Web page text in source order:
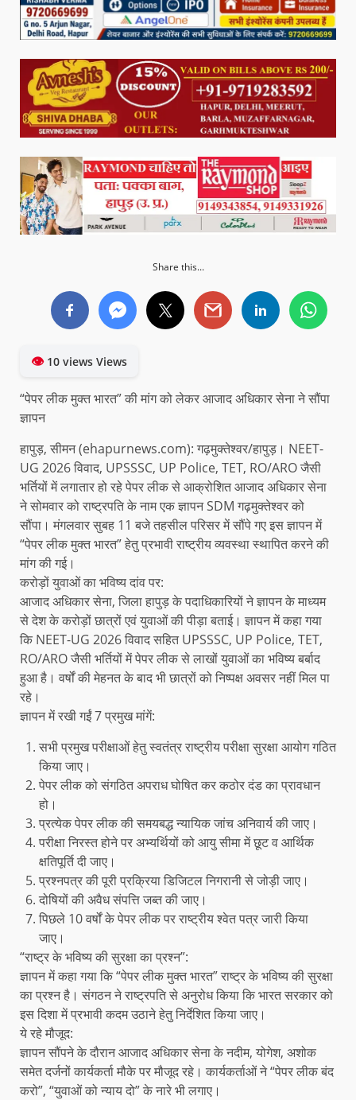
Share this...
👁10 views Views
“पेपर लीक मुक्त भारत” की मांग को लेकर आजाद अधिकार सेना ने सौंपा
ज्ञापन
हापुड़, सीमन (ehapurnews.com): गढ़मुक्तेश्वर/हापुड़। NEET-
UG 2026 विवाद, UPSSSC, UP Police, TET, RO/ARO जैसी
भर्तियों में लगातार हो रहे पेपर लीक से आक्रोशित आजाद अधिकार सेना
ने सोमवार को राष्ट्रपति के नाम एक ज्ञापन SDM गढ़मुक्तेश्वर को
सौंपा। मंगलवार सुबह 11 बजे तहसील परिसर में सौंपे गए इस ज्ञापन में
“पेपर लीक मुक्त भारत” हेतु प्रभावी राष्ट्रीय व्यवस्था स्थापित करने की
मांग की गई।
करोड़ों युवाओं का भविष्य दांव पर:
आजाद अधिकार सेना, जिला हापुड़ के पदाधिकारियों ने ज्ञापन के माध्यम
से देश के करोड़ों छात्रों एवं युवाओं की पीड़ा बताई। ज्ञापन में कहा गया
कि NEET-UG 2026 विवाद सहित UPSSSC, UP Police, TET,
RO/ARO जैसी भर्तियों में पेपर लीक से लाखों युवाओं का भविष्य बर्बाद
हुआ है। वर्षों की मेहनत के बाद भी छात्रों को निष्पक्ष अवसर नहीं मिल पा
रहे।
ज्ञापन में रखी गईं 7 प्रमुख मांगें:
सभी प्रमुख परीक्षाओं हेतु स्वतंत्र राष्ट्रीय परीक्षा सुरक्षा आयोग गठित
किया जाए।
पेपर लीक को संगठित अपराध घोषित कर कठोर दंड का प्रावधान
हो।
प्रत्येक पेपर लीक की समयबद्ध न्यायिक जांच अनिवार्य की जाए।
परीक्षा निरस्त होने पर अभ्यर्थियों को आयु सीमा में छूट व आर्थिक
क्षतिपूर्ति दी जाए।
प्रश्नपत्र की पूरी प्रक्रिया डिजिटल निगरानी से जोड़ी जाए।
दोषियों की अवैध संपत्ति जब्त की जाए।
पिछले 10 वर्षों के पेपर लीक पर राष्ट्रीय श्वेत पत्र जारी किया
जाए।
“राष्ट्र के भविष्य की सुरक्षा का प्रश्न”:
ज्ञापन में कहा गया कि “पेपर लीक मुक्त भारत” राष्ट्र के भविष्य की सुरक्षा
का प्रश्न है। संगठन ने राष्ट्रपति से अनुरोध किया कि भारत सरकार को
इस दिशा में प्रभावी कदम उठाने हेतु निर्देशित किया जाए।
ये रहे मौजूद:
ज्ञापन सौंपने के दौरान आजाद अधिकार सेना के नदीम, योगेश, अशोक
समेत दर्जनों कार्यकर्ता मौके पर मौजूद रहे। कार्यकर्ताओं ने “पेपर लीक बंद
करो”, “युवाओं को न्याय दो” के नारे भी लगाए।